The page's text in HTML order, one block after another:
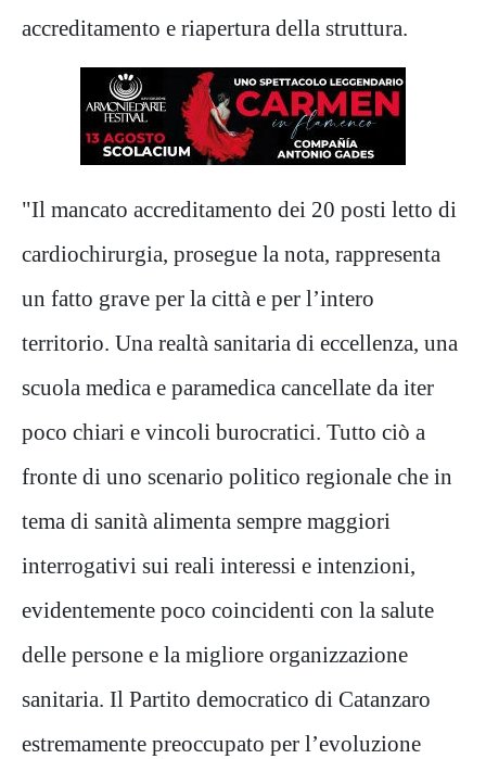
accreditamento e riapertura della struttura.
"Il mancato accreditamento dei 20 posti letto di
cardiochirurgia, prosegue la nota, rappresenta
un fatto grave per la città e per l’intero
territorio. Una realtà sanitaria di eccellenza, una
scuola medica e paramedica cancellate da iter
poco chiari e vincoli burocratici. Tutto ciò a
fronte di uno scenario politico regionale che in
tema di sanità alimenta sempre maggiori
interrogativi sui reali interessi e intenzioni,
evidentemente poco coincidenti con la salute
delle persone e la migliore organizzazione
sanitaria. Il Partito democratico di Catanzaro
estremamente preoccupato per l’evoluzione